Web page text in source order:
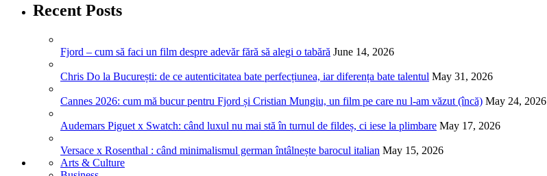
Recent Posts
Fjord – cum să faci un film despre adevăr fără să alegi o tabără June 14, 2026
Chris Do la București: de ce autenticitatea bate perfecțiunea, iar diferența bate talentul May 31, 2026
Cannes 2026: cum mă bucur pentru Fjord și Cristian Mungiu, un film pe care nu l-am văzut (încă) May 24, 2026
Audemars Piguet x Swatch: când luxul nu mai stă în turnul de fildeș, ci iese la plimbare May 17, 2026
Versace x Rosenthal : când minimalismul german întâlnește barocul italian May 15, 2026
Arts & Culture